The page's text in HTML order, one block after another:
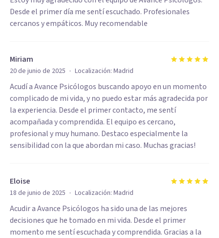
Desde el primer día me sentí escuchado. Profesionales
cercanos y empáticos. Muy recomendable
Miriam
20 de junio de 2025 · Localización: Madrid
Acudí a Avance Psicólogos buscando apoyo en un momento
complicado de mi vida, y no puedo estar más agradecida por
la experiencia. Desde el primer contacto, me sentí
acompañada y comprendida. El equipo es cercano,
profesional y muy humano. Destaco especialmente la
sensibilidad con la que abordan mi caso. Muchas gracias!
Eloise
18 de junio de 2025 · Localización: Madrid
Acudir a Avance Psicólogos ha sido una de las mejores
decisiones que he tomado en mi vida. Desde el primer
momento me sentí escuchada y comprendida. Gracias a la